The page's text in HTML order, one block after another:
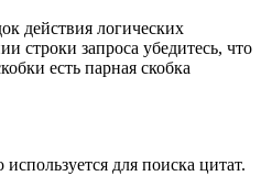
действия логических
строки запроса убедитесь, что
есть парная скобка
для поиска цитат.